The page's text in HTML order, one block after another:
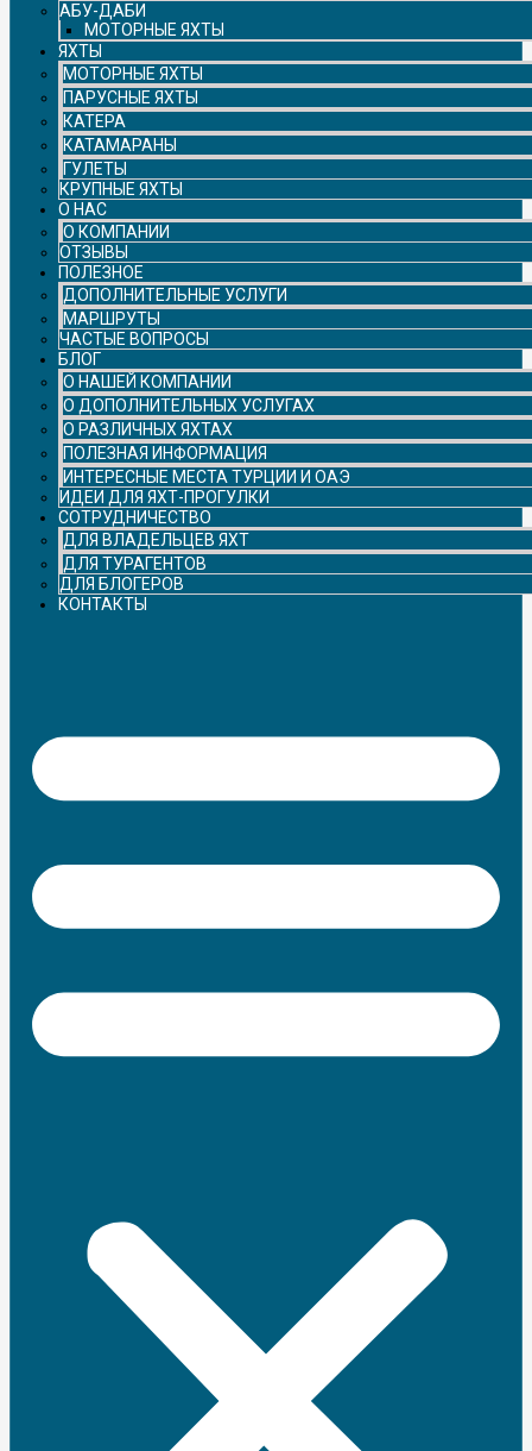
АБУ-ДАБИ
МОТОРНЫЕ ЯХТЫ
ЯХТЫ
МОТОРНЫЕ ЯХТЫ
ПАРУСНЫЕ ЯХТЫ
КАТЕРА
КАТАМАРАНЫ
ГУЛЕТЫ
КРУПНЫЕ ЯХТЫ
О НАС
О КОМПАНИИ
ОТЗЫВЫ
ПОЛЕЗНОЕ
ДОПОЛНИТЕЛЬНЫЕ УСЛУГИ
МАРШРУТЫ
ЧАСТЫЕ ВОПРОСЫ
БЛОГ
О НАШЕЙ КОМПАНИИ
О ДОПОЛНИТЕЛЬНЫХ УСЛУГАХ
О РАЗЛИЧНЫХ ЯХТАХ
ПОЛЕЗНАЯ ИНФОРМАЦИЯ
ИНТЕРЕСНЫЕ МЕСТА ТУРЦИИ И ОАЭ
ИДЕИ ДЛЯ ЯХТ-ПРОГУЛКИ
СОТРУДНИЧЕСТВО
ДЛЯ ВЛАДЕЛЬЦЕВ ЯХТ
ДЛЯ ТУРАГЕНТОВ
ДЛЯ БЛОГЕРОВ
КОНТАКТЫ